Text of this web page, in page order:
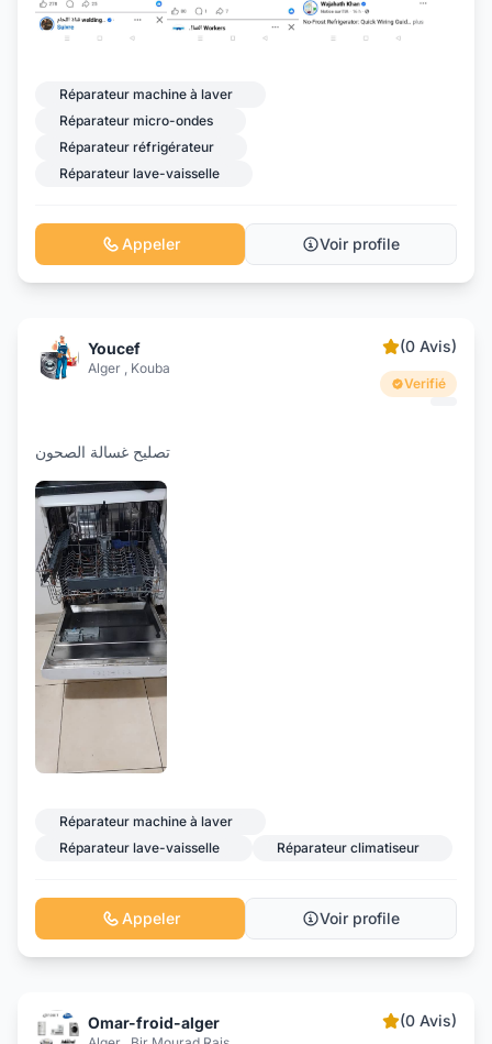
Réparateur machine à laver
Réparateur micro-ondes
Réparateur réfrigérateur
Réparateur lave-vaisselle
Appeler Voir profile
Youcef
Alger , Kouba
(0 Avis)
Verifié
تصليح غسالة الصحون
Réparateur machine à laver
Réparateur lave-vaisselle
Réparateur climatiseur
Appeler Voir profile
Omar-froid-alger (0 Avis)